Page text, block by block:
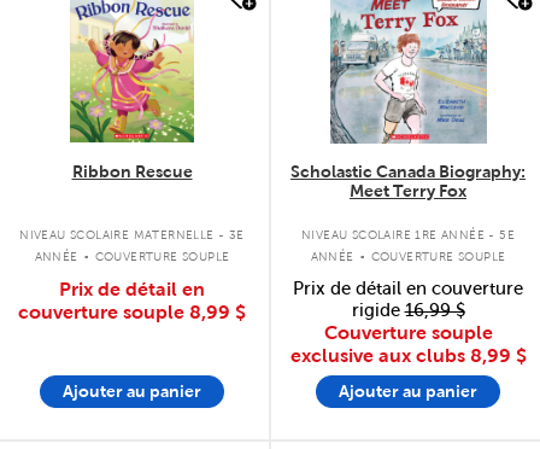
Ribbon Rescue
NIVEAU SCOLAIRE MATERNELLE - 3E
ANNÉE . COUVERTURE SOUPLE
Prix de détail en
couverture souple 8,99 $
Ajouter au panier
Scholastic Canada Biography:
Meet Terry Fox
NIVEAU SCOLAIRE 1RE ANNÉE - 5E
ANNÉE . COUVERTURE SOUPLE
Prix de détail en couverture
rigide16,99 $
Couverture souple
exclusive aux clubs 8,99 $
Ajouter au panier